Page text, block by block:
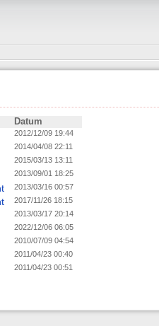
Datum
2012/12/09 19:44
2014/04/08 22:11
2015/03/13 13:11
2013/09/01 18:25
2013/03/16 00:57
2017/11/26 18:15
2013/03/17 20:14
2022/12/06 06:05
2010/07/09 04:54
2011/04/23 00:40
2011/04/23 00:51